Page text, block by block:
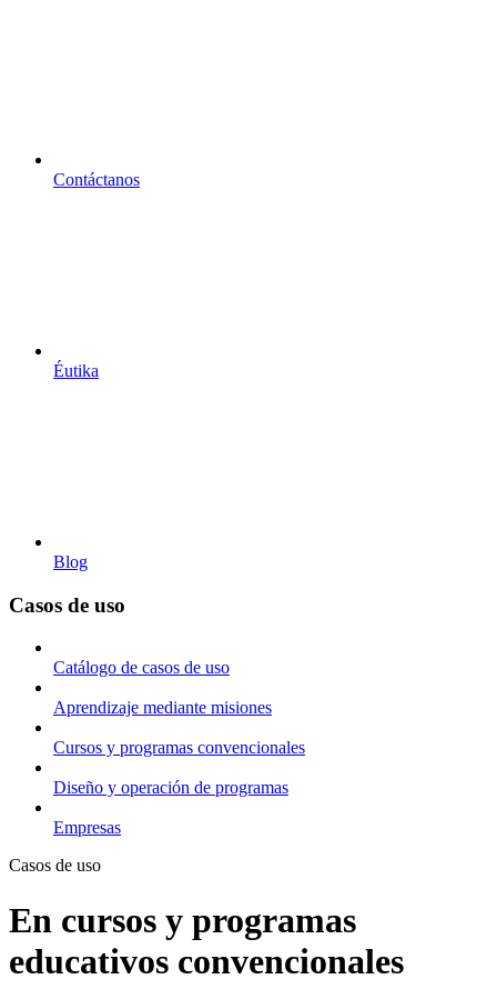
Contáctanos
Éutika
Blog
Casos de uso
Catálogo de casos de uso
Aprendizaje mediante misiones
Cursos y programas convencionales
Diseño y operación de programas
Empresas
Casos de uso
En cursos y programas
educativos convencionales